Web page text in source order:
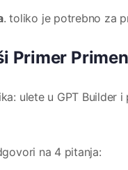
. toliko je potrebno za
Primer
ulete u GPT Builder
na 4 pitanja: